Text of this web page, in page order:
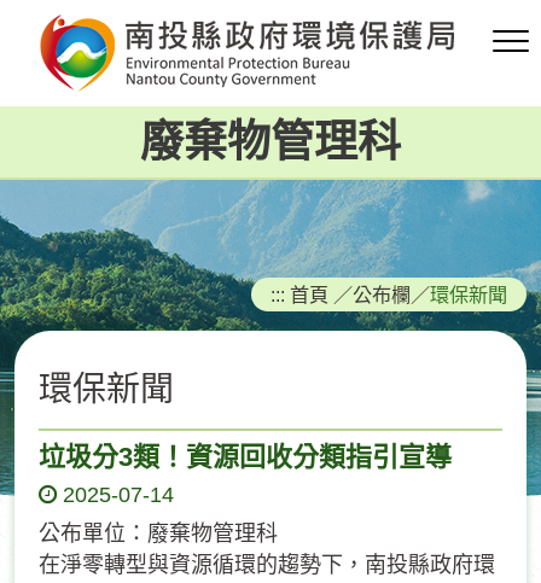
要
容
區
塊
廢棄物管理科
::: 首頁 ／公布欄 ／環保新聞
環保新聞
垃圾分3類！資源回收分類指引宣導
2025-07-14
公布單位：廢棄物管理科
在淨零轉型與資源循環的趨勢下，南投縣政府環